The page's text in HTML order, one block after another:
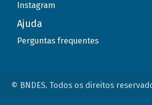
Instagram
Ajuda
Perguntas frequentes
© BNDES. Todos os direitos